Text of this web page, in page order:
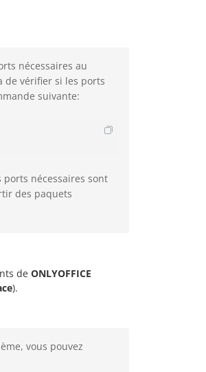
nécessaires au
de vérifier si les ports
suivante:
nécessaires sont
des paquets
de ONLYOFFICE
).
vous pouvez